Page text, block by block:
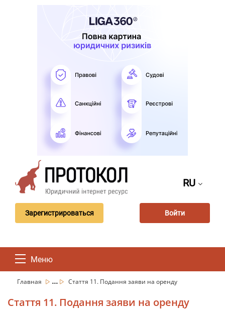
RU
Зарегистрироваться Войти
Меню
Главная ... Стаття 11. Подання заяви на оренду
Стаття 11. Подання заяви на оренду